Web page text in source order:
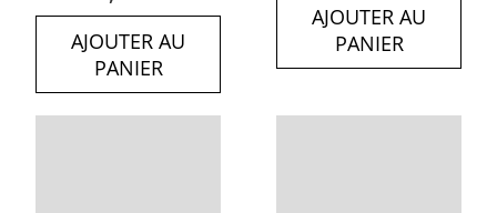
sur 5
AJOUTER AU
PANIER
AJOUTER AU
PANIER